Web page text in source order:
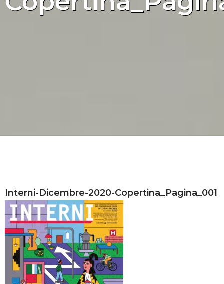
Interni-Dicembre-2020-Copertina_Pagina_001